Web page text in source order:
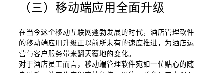
（三）移动端应用全面升级
在当今这个移动互联网蓬勃发展的时代，酒店管理软件
的移动端应用升级正以前所未有的速度推进，为酒店运
营与客户服务带来翻天覆地的变化。
对于酒店员工而言，移动端管理软件宛如一位贴心的随